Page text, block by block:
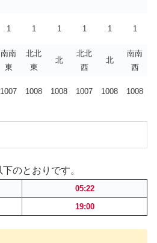
1 1 1 1 1 1
南南
東
北北
東
北
北北
西
北
南南
西
1007 1008 1008 1007 1008 1008
のとおりです。
05:22
19:00